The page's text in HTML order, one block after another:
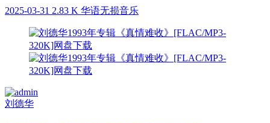
2025-03-31 2.83 K 华语无损音乐
刘德华